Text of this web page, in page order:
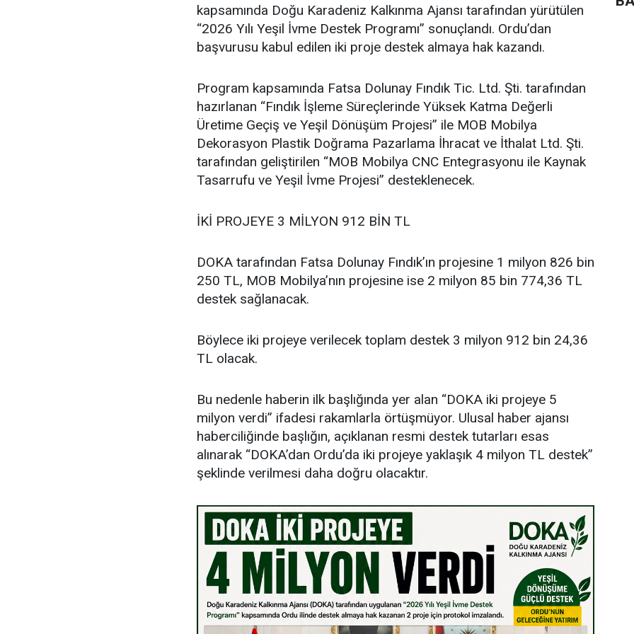
kapsamında Doğu Karadeniz Kalkınma Ajansı tarafından yürütülen
“2026 Yılı Yeşil İvme Destek Programı” sonuçlandı. Ordu’dan
başvurusu kabul edilen iki proje destek almaya hak kazandı.
Program kapsamında Fatsa Dolunay Fındık Tic. Ltd. Şti. tarafından
hazırlanan “Fındık İşleme Süreçlerinde Yüksek Katma Değerli
Üretime Geçiş ve Yeşil Dönüşüm Projesi” ile MOB Mobilya
Dekorasyon Plastik Doğrama Pazarlama İhracat ve İthalat Ltd. Şti.
tarafından geliştirilen “MOB Mobilya CNC Entegrasyonu ile Kaynak
Tasarrufu ve Yeşil İvme Projesi” desteklenecek.
İKİ PROJEYE 3 MİLYON 912 BİN TL
DOKA tarafından Fatsa Dolunay Fındık’ın projesine 1 milyon 826 bin
250 TL, MOB Mobilya’nın projesine ise 2 milyon 85 bin 774,36 TL
destek sağlanacak.
Böylece iki projeye verilecek toplam destek 3 milyon 912 bin 24,36
TL olacak.
Bu nedenle haberin ilk başlığında yer alan “DOKA iki projeye 5
milyon verdi” ifadesi rakamlarla örtüşmüyor. Ulusal haber ajansı
haberciliğinde başlığın, açıklanan resmi destek tutarları esas
alınarak “DOKA’dan Ordu’da iki projeye yaklaşık 4 milyon TL destek”
şeklinde verilmesi daha doğru olacaktır.